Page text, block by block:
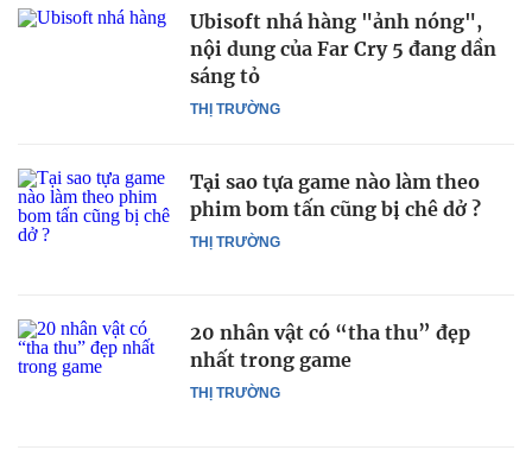
THỊ TRƯỜNG
Ubisoft nhá hàng "ảnh nóng",
nội dung của Far Cry 5 đang dần
sáng tỏ
THỊ TRƯỜNG
Tại sao tựa game nào làm theo
phim bom tấn cũng bị chê dở ?
THỊ TRƯỜNG
20 nhân vật có “tha thu” đẹp
nhất trong game